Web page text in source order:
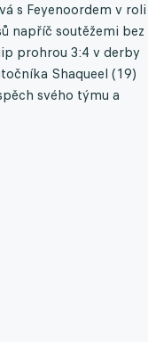
s Feyenoordem v roli
napříč soutěžemi bez
prohrou 3:4 v derby
Shaqueel (19)
svého týmu a